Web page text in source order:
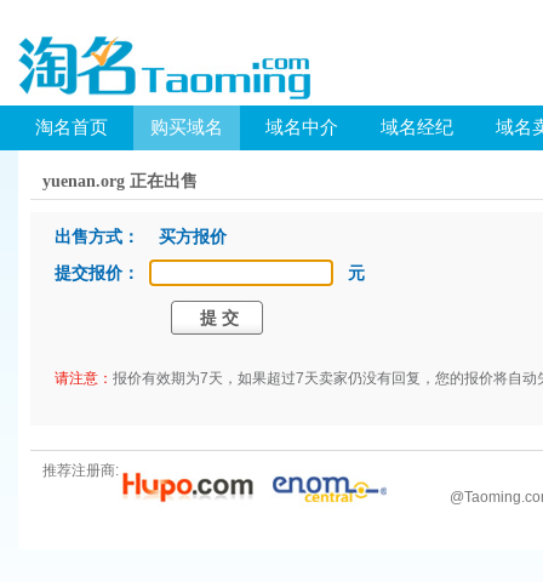
淘名首页 购买域名 域名中介 域名经纪 域名
yuenan.org 正在出售
出售方式： 买方报价
提交报价：
元
请注意： 报价有效期为7天，如果超过7天卖家仍没有回复，您的报价将自动
推荐注册商:
@